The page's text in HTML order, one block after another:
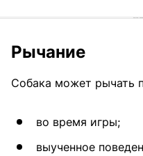
Рычание
Собака может рычать
во время игры;
выученное